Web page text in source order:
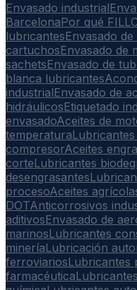
Envasado industrial
BarcelonaPor qué
lubricantesEnvasado de
cartuchosEnvasado de
sachetsEnvasado de
blanca lubricantes
industrialEnvasado de
hidráulicosEtiquetado
envasadoAceites de
temperatura
compresorAceites
corteLubricantes
desengrasantes
procesoAceites
DOTAnticorrosivos
aditivosEnvasado de
marinosLubricantes
mineríaLubricación
ferroviariosLubricantes
farmacéutica